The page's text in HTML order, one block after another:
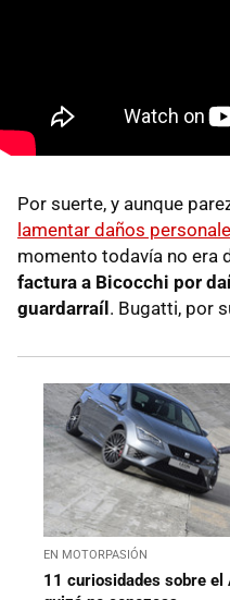
Por suerte, y aunque
lamentar daños
momento todavía no era
factura a Bicocchi por
guardarraíl . Bugatti, por
EN MOTORPASIÓN
11 curiosidades sobre el